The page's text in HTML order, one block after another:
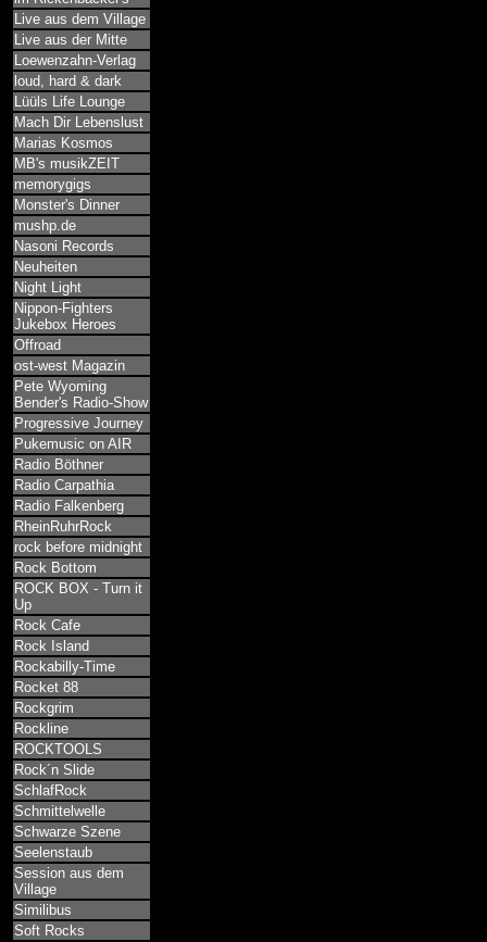
Live aus dem Village
Live aus der Mitte
Loewenzahn-Verlag
loud, hard & dark
Lüüls Life Lounge
Mach Dir Lebenslust
Marias Kosmos
MB's musikZEIT
memorygigs
Monster's Dinner
mushp.de
Nasoni Records
Neuheiten
Night Light
Nippon-Fighters
Jukebox Heroes
Offroad
ost-west Magazin
Pete Wyoming
Bender's Radio-Show
Progressive Journey
Pukemusic on AIR
Radio Böthner
Radio Carpathia
Radio Falkenberg
RheinRuhrRock
rock before midnight
Rock Bottom
ROCK BOX - Turn it
Up
Rock Cafe
Rock Island
Rockabilly-Time
Rocket 88
Rockgrim
Rockline
ROCKTOOLS
Rock´n Slide
SchlafRock
Schmittelwelle
Schwarze Szene
Seelenstaub
Session aus dem
Village
Similibus
Soft Rocks